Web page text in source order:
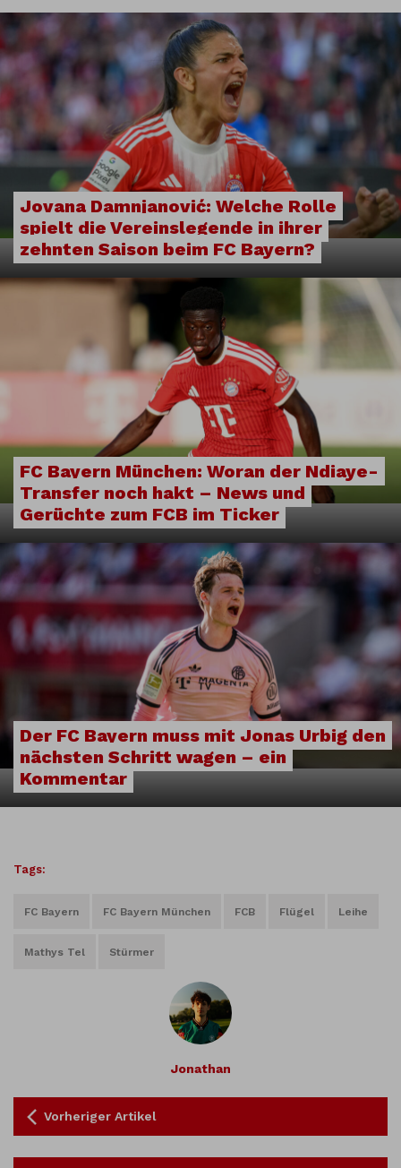
Jovana Damnjanović: Welche Rolle
spielt die Vereinslegende in ihrer
zehnten Saison beim FC Bayern?
FC Bayern München: Woran der Ndiaye-
Transfer noch hakt – News und
Gerüchte zum FCB im Ticker
Der FC Bayern muss mit Jonas Urbig den
nächsten Schritt wagen – ein
Kommentar
Tags:
FC Bayern FC Bayern München FCB Flügel Leihe
Mathys Tel Stürmer
Jonathan
Vorheriger Artikel